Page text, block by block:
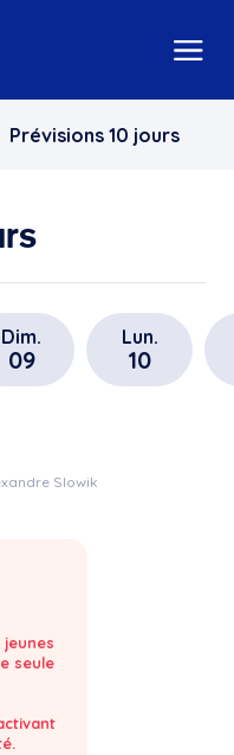
Prévisions 10 jours
Dim.
09
Lun.
10
Slowik
seule